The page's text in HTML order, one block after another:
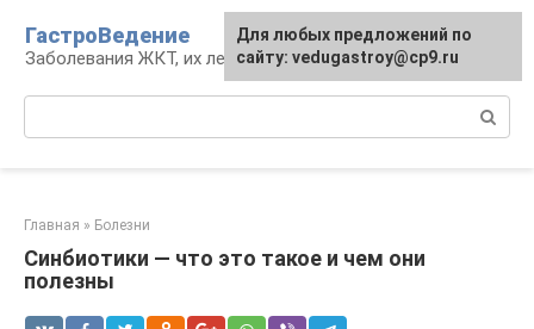
контенту
ГастроВедение
Заболевания ЖКТ, их лечение и профилактика
Главная » Болезни
Синбиотики — что это такое и чем они
полезны
Для любых предложений по
сайту: vedugastroy@cp9.ru